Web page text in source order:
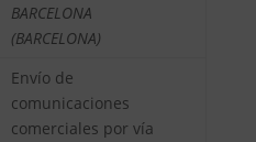
BARCELONA
(BARCELONA)
Envío de
comunicaciones
comerciales por vía